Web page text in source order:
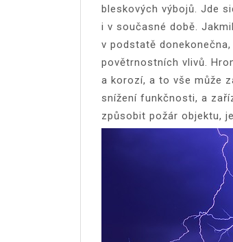
bleskových výbojů. Jde
i v současné době.
v podstatě
povětrnostních vlivů.
a korozí, a to vše může
snížení funkčnosti, a
způsobit požár objektu,